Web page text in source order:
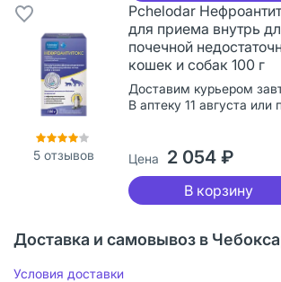
5 отзывов
Pchelodar
для приема внутрь
почечной
кошек и собак 100 г
Доставим курьером
В аптеку 11 августа или
Цена 2 054 ₽
В корзину
Доставка и самовывоз в
Условия доставки